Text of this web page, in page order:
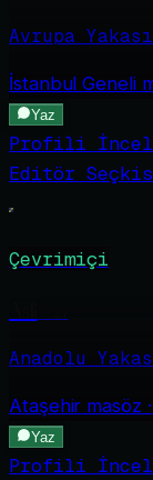
Avrupa Yakası
İstanbul Geneli
Yaz
Profili
Editör
Çevrimiçi
Anadolu
Ataşehir masöz
Yaz
Profili